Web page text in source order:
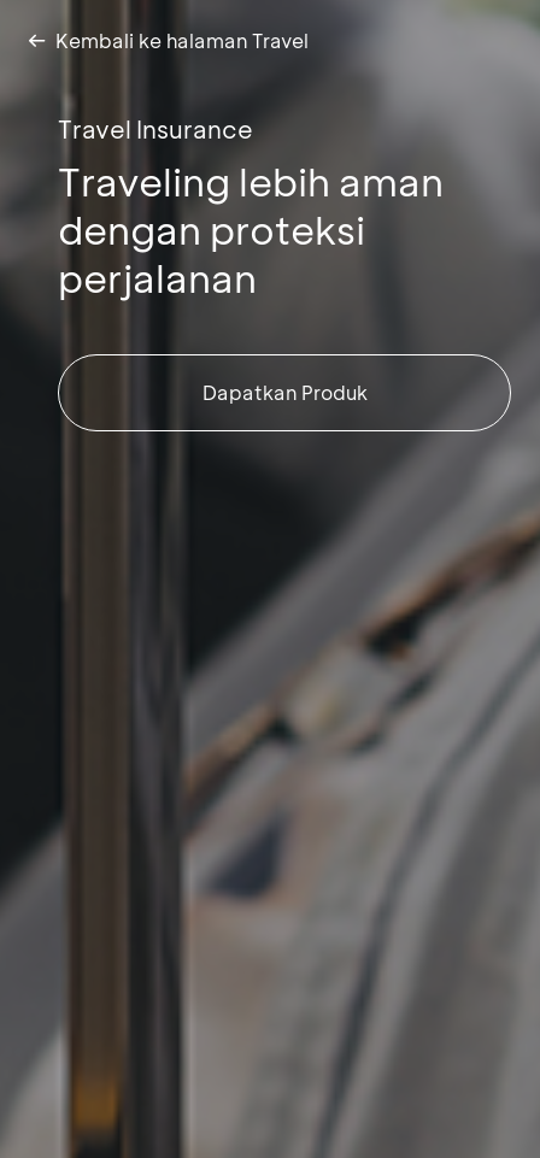
Kembali ke halaman Travel
Travel Insurance
Traveling lebih aman
dengan proteksi
perjalanan
Dapatkan Produk